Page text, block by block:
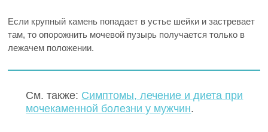
Если крупный камень попадает в устье шейки и застревает
там, то опорожнить мочевой пузырь получается только в
лежачем положении.
См. также: Симптомы, лечение и диета при
мочекаменной болезни у мужчин.